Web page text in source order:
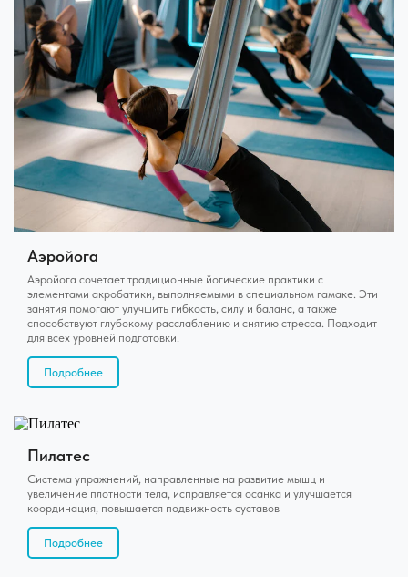
Аэройога
Аэройога сочетает традиционные йогические практики с
элементами акробатики, выполняемыми в специальном гамаке. Эти
занятия помогают улучшить гибкость, силу и баланс, а также
способствуют глубокому расслаблению и снятию стресса. Подходит
для всех уровней подготовки.
Подробнее
Пилатес
Система упражнений, направленные на развитие мышц и
увеличение плотности тела, исправляется осанка и улучшается
координация, повышается подвижность суставов
Подробнее